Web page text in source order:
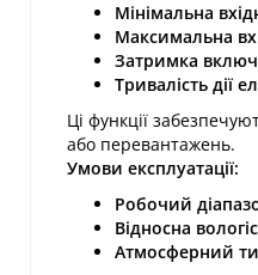
Мінімальна
Максимальна
Затримка
Тривалість дії
Ці функції
або перевантажень.​
Умови експлуатації:
Робочий
Відносна
Атмосферний